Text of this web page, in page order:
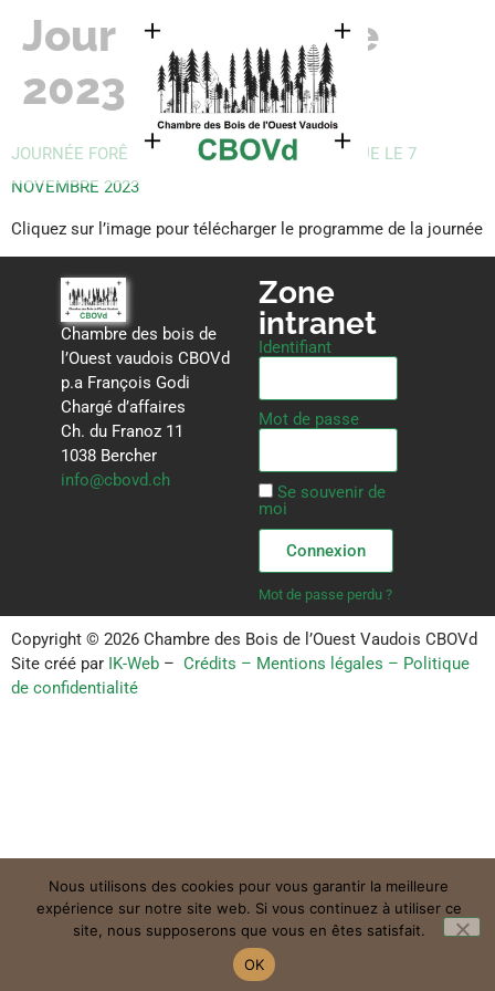
Jour :29 octobre
2023
JOURNÉE FORÊT ET CHANGEMENT CLIMATIQUE LE 7
NOVEMBRE 2023
Cliquez sur l’image pour télécharger le programme de la journée
Chambre des bois de
l’Ouest vaudois CBOVd
p.a François Godi
Chargé d’affaires
Ch. du Franoz 11
1038 Bercher
info@cbovd.ch
Zone
intranet
Identifiant
Mot de passe
Se souvenir de
moi
Connexion
Mot de passe perdu ?
Copyright © 2026 Chambre des Bois de l’Ouest Vaudois CBOVd
Site créé par IK-Web – Crédits – Mentions légales – Politique
de confidentialité
Nous utilisons des cookies pour vous garantir la meilleure
expérience sur notre site web. Si vous continuez à utiliser ce
site, nous supposerons que vous en êtes satisfait.
OK